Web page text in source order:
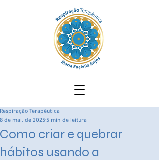
Como criar e quebrar
hábitos usando a
Respiração Terapêutica
8 de mai. de 2025 5 min de leitura